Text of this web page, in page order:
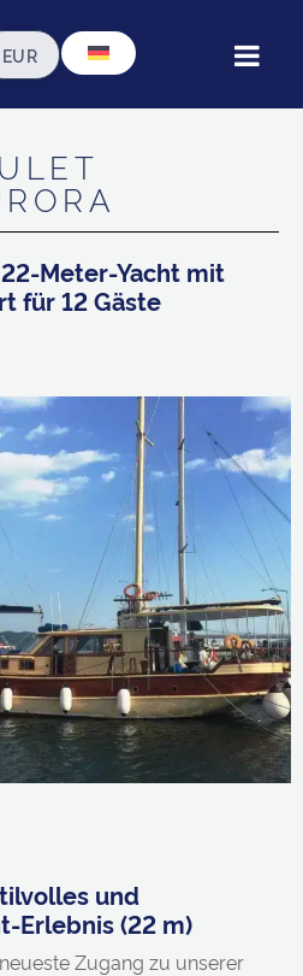
Meter-Yacht mit
für 12 Gäste
und
Erlebnis (22 m)
Zugang zu unserer